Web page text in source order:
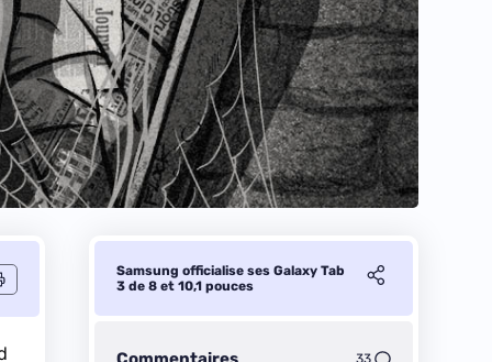
Samsung officialise ses Galaxy Tab
3 de 8 et 10,1 pouces
33